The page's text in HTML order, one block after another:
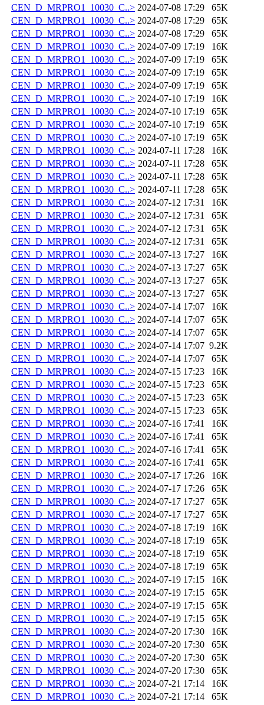
CEN_D_MRPRO1_10030_C..> 2024-07-08 17:29
65K
CEN_D_MRPRO1_10030_C..> 2024-07-08 17:29
65K
CEN_D_MRPRO1_10030_C..> 2024-07-08 17:29
65K
CEN_D_MRPRO1_10030_C..> 2024-07-09 17:19
16K
CEN_D_MRPRO1_10030_C..> 2024-07-09 17:19
65K
CEN_D_MRPRO1_10030_C..> 2024-07-09 17:19
65K
CEN_D_MRPRO1_10030_C..> 2024-07-09 17:19
65K
CEN_D_MRPRO1_10030_C..> 2024-07-10 17:19
16K
CEN_D_MRPRO1_10030_C..> 2024-07-10 17:19
65K
CEN_D_MRPRO1_10030_C..> 2024-07-10 17:19
65K
CEN_D_MRPRO1_10030_C..> 2024-07-10 17:19
65K
CEN_D_MRPRO1_10030_C..> 2024-07-11 17:28
16K
CEN_D_MRPRO1_10030_C..> 2024-07-11 17:28
65K
CEN_D_MRPRO1_10030_C..> 2024-07-11 17:28
65K
CEN_D_MRPRO1_10030_C..> 2024-07-11 17:28
65K
CEN_D_MRPRO1_10030_C..> 2024-07-12 17:31
16K
CEN_D_MRPRO1_10030_C..> 2024-07-12 17:31
65K
CEN_D_MRPRO1_10030_C..> 2024-07-12 17:31
65K
CEN_D_MRPRO1_10030_C..> 2024-07-12 17:31
65K
CEN_D_MRPRO1_10030_C..> 2024-07-13 17:27
16K
CEN_D_MRPRO1_10030_C..> 2024-07-13 17:27
65K
CEN_D_MRPRO1_10030_C..> 2024-07-13 17:27
65K
CEN_D_MRPRO1_10030_C..> 2024-07-13 17:27
65K
CEN_D_MRPRO1_10030_C..> 2024-07-14 17:07
16K
CEN_D_MRPRO1_10030_C..> 2024-07-14 17:07
65K
CEN_D_MRPRO1_10030_C..> 2024-07-14 17:07
65K
CEN_D_MRPRO1_10030_C..> 2024-07-14 17:07 9.2K
CEN_D_MRPRO1_10030_C..> 2024-07-14 17:07
65K
CEN_D_MRPRO1_10030_C..> 2024-07-15 17:23
16K
CEN_D_MRPRO1_10030_C..> 2024-07-15 17:23
65K
CEN_D_MRPRO1_10030_C..> 2024-07-15 17:23
65K
CEN_D_MRPRO1_10030_C..> 2024-07-15 17:23
65K
CEN_D_MRPRO1_10030_C..> 2024-07-16 17:41
16K
CEN_D_MRPRO1_10030_C..> 2024-07-16 17:41
65K
CEN_D_MRPRO1_10030_C..> 2024-07-16 17:41
65K
CEN_D_MRPRO1_10030_C..> 2024-07-16 17:41
65K
CEN_D_MRPRO1_10030_C..> 2024-07-17 17:26
16K
CEN_D_MRPRO1_10030_C..> 2024-07-17 17:26
65K
CEN_D_MRPRO1_10030_C..> 2024-07-17 17:27
65K
CEN_D_MRPRO1_10030_C..> 2024-07-17 17:27
65K
CEN_D_MRPRO1_10030_C..> 2024-07-18 17:19
16K
CEN_D_MRPRO1_10030_C..> 2024-07-18 17:19
65K
CEN_D_MRPRO1_10030_C..> 2024-07-18 17:19
65K
CEN_D_MRPRO1_10030_C..> 2024-07-18 17:19
65K
CEN_D_MRPRO1_10030_C..> 2024-07-19 17:15
16K
CEN_D_MRPRO1_10030_C..> 2024-07-19 17:15
65K
CEN_D_MRPRO1_10030_C..> 2024-07-19 17:15
65K
CEN_D_MRPRO1_10030_C..> 2024-07-19 17:15
65K
CEN_D_MRPRO1_10030_C..> 2024-07-20 17:30
16K
CEN_D_MRPRO1_10030_C..> 2024-07-20 17:30
65K
CEN_D_MRPRO1_10030_C..> 2024-07-20 17:30
65K
CEN_D_MRPRO1_10030_C..> 2024-07-20 17:30
65K
CEN_D_MRPRO1_10030_C..> 2024-07-21 17:14
16K
CEN_D_MRPRO1_10030_C..> 2024-07-21 17:14
65K